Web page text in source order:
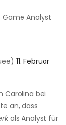
Game Analyst
11. Februar
Carolina bei
an, dass
als Analyst für